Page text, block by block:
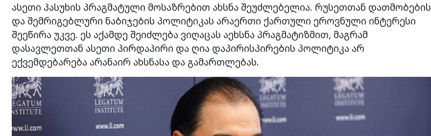
ასეთი პასუხის პრაგმატული მოსაზრებით ახსნა შეუძლებელია. რუსეთთან დათმობების
და შემრიგებლური ნაბიჯების პოლიტიკას არაერთი ქართული ეროვნული ინტერესი
შეეწირა უკვე. ეს აქამდე შეიძლება ვიღაცას აეხსნა პრაგმატიზმით, მაგრამ
დასავლეთთან ასეთი პირდაპირი და ღია დაპირისპირების პოლიტიკა არ
ექვემდებარება არანაირ ახსნასა და გამართლებას.